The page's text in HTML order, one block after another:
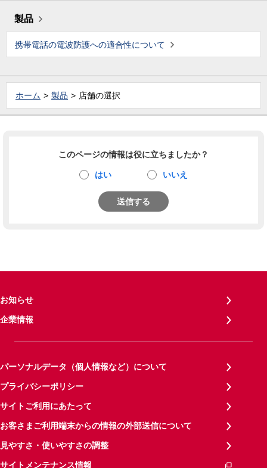
製品
携帯電話の電波防護への適合性について
ホーム 製品 店舗の選択
このページの情報は役に立ちましたか？
はい いいえ
送信する
お知らせ
企業情報
パーソナルデータ（個人情報など）について
プライバシーポリシー
サイトご利用にあたって
お客さまご利用端末からの情報の外部送信について
見やすさ・使いやすさの調整
サイトメンテナンス情報